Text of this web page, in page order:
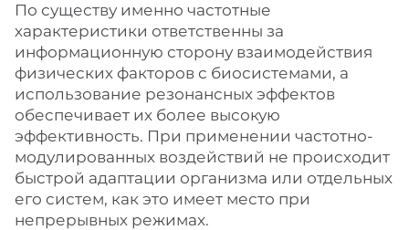
По существу именно частотные
характеристики ответственны за
информационную сторону взаимодействия
физических факторов с биосистемами, а
использование резонансных эффектов
обеспечивает их более высокую
эффективность. При применении частотно-
модулированных воздействий не происходит
быстрой адаптации организма или отдельных
его систем, как это имеет место при
непрерывных режимах.